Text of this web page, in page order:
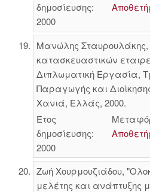
δημοσίευσης:
2000
Μανώλης Σταυρουλάκης,
κατασκευαστικών
Διπλωματική Εργασία,
Παραγωγής και
Χανιά, Ελλάς, 2000.
Έτος
δημοσίευσης:
2000
Ζωή Χουρμουζιάδου,
μελέτης και ανάπτυξης